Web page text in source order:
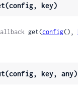
key)
get(config(),
key, any)